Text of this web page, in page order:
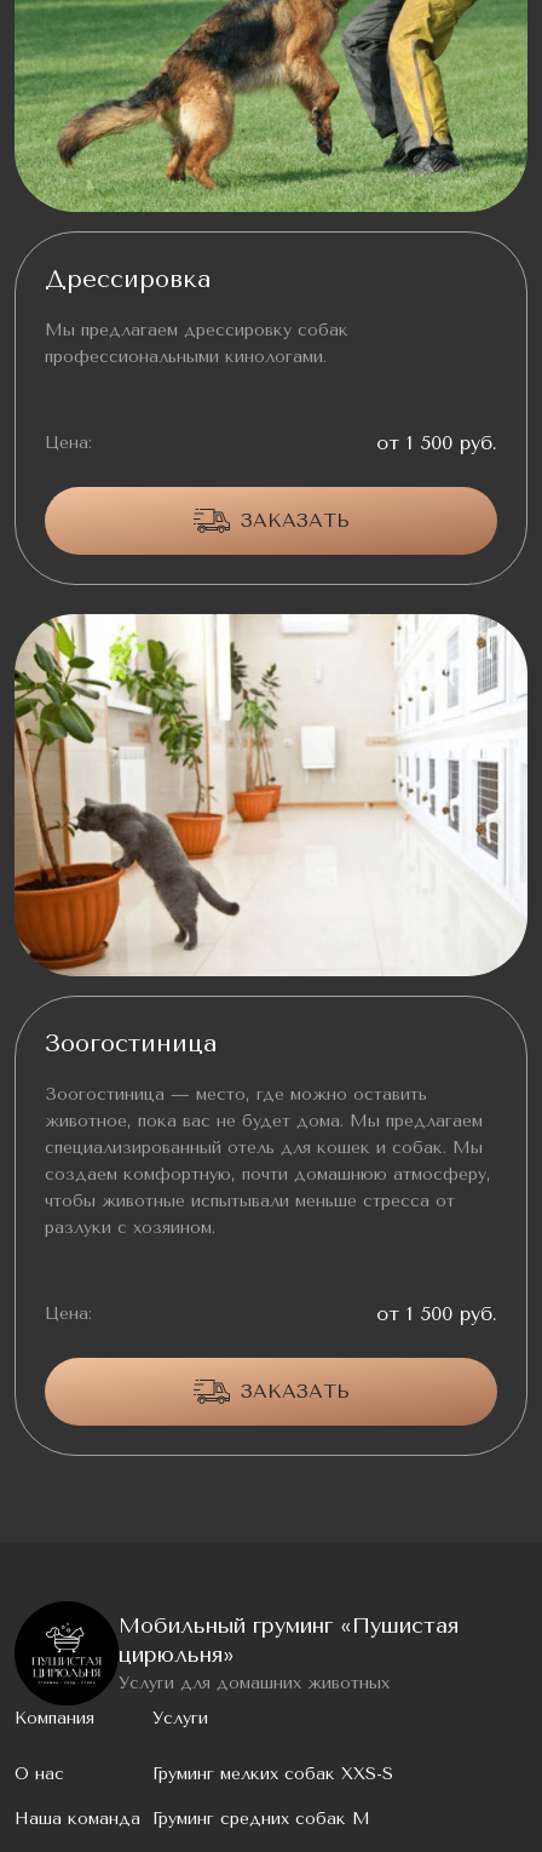
Дрессировка
Мы предлагаем дрессировку собак
профессиональными кинологами.
Цена: от 1 500 руб.
ЗАКАЗАТЬ
Зоогостиница
Зоогостиница — место, где можно оставить
животное, пока вас не будет дома. Мы предлагаем
специализированный отель для кошек и собак. Мы
создаем комфортную, почти домашнюю атмосферу,
чтобы животные испытывали меньше стресса от
разлуки с хозяином.
Цена: от 1 500 руб.
ЗАКАЗАТЬ
Мобильный груминг «Пушистая
цирюльня»
Услуги для домашних животных
Компания
О нас
Наша команда
Услуги
Груминг мелких собак XXS-S
Груминг средних собак M